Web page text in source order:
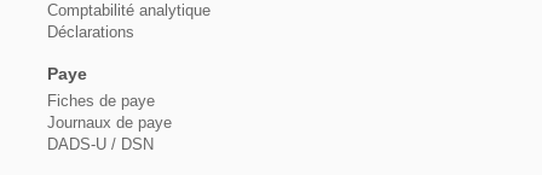
Comptabilité analytique
Déclarations
Paye
Fiches de paye
Journaux de paye
DADS-U / DSN